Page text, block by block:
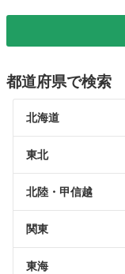
都道府県で検索
北海道
東北
北陸・甲信越
関東
東海